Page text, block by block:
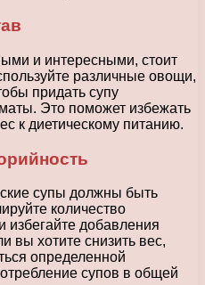
и интересными, стоит
различные овощи,
придать супу
Это поможет избежать
к диетическому питанию.
супы должны быть
количество
избегайте добавления
вы хотите снизить вес,
определенной
супов в общей